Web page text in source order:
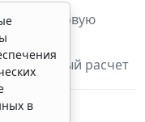
налоговую
2015 г.;
налоговый расчет
в